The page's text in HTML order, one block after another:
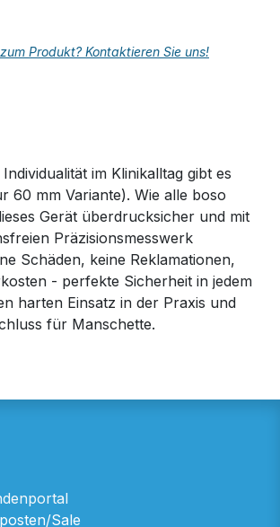
Produkt? Kontaktieren Sie uns!
im Klinikalltag gibt es
60 mm Variante). Wie alle boso
Gerät überdrucksicher und mit
Präzisionsmesswerk
Schäden, keine Reklamationen,
- perfekte Sicherheit in jedem
harten Einsatz in der Praxis und
für Manschette.
Sale